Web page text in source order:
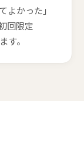
よかった」
回限定
す。